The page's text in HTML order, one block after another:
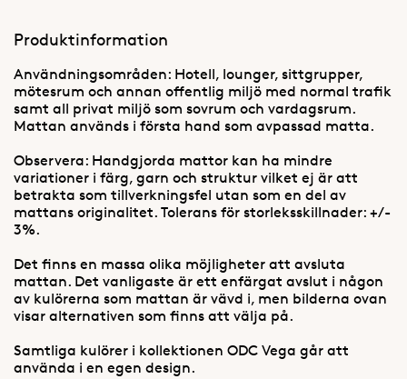
Produktinformation
Användningsområden: Hotell, lounger, sittgrupper,
mötesrum och annan offentlig miljö med normal trafik
samt all privat miljö som sovrum och vardagsrum.
Mattan används i första hand som avpassad matta.
Observera: Handgjorda mattor kan ha mindre
variationer i färg, garn och struktur vilket ej är att
betrakta som tillverkningsfel utan som en del av
mattans originalitet. Tolerans för storleksskillnader: +/-
3%.
Det finns en massa olika möjligheter att avsluta
mattan. Det vanligaste är ett enfärgat avslut i någon
av kulörerna som mattan är vävd i, men bilderna ovan
visar alternativen som finns att välja på.
Samtliga kulörer i kollektionen ODC Vega går att
använda i en egen design.